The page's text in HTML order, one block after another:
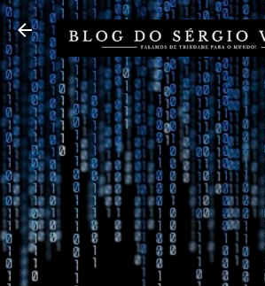
Pular para o conteúdo